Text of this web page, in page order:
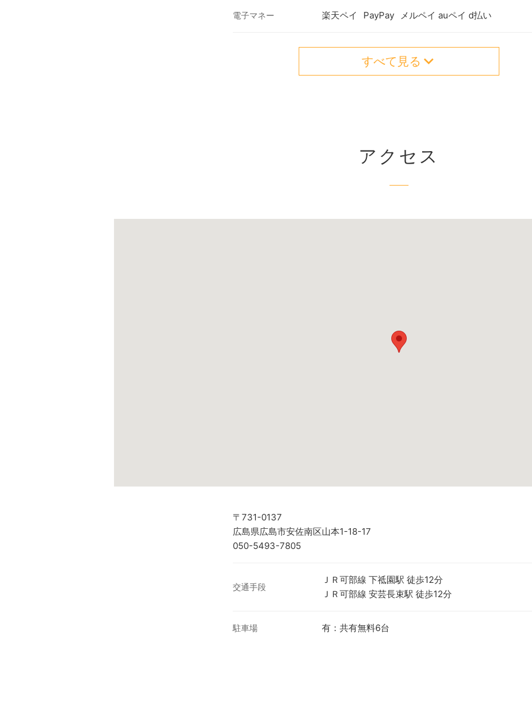
電子マネー 楽天ペイ PayPay メルペイ auペイ d払い
すべて見る
アクセス
〒731-0137
広島県広島市安佐南区山本1-18-17
050-5493-7805
交通手段
ＪＲ可部線 下祗園駅 徒歩12分
ＪＲ可部線 安芸長束駅 徒歩12分
駐車場 有：共有無料6台